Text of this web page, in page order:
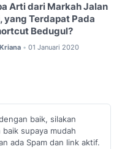
Arti dari Markah Jalan
yang Terdapat Pada
Bedugul?
Kriana • 01 Januari 2020
baik, silakan
supaya mudah
ada Spam dan link aktif.